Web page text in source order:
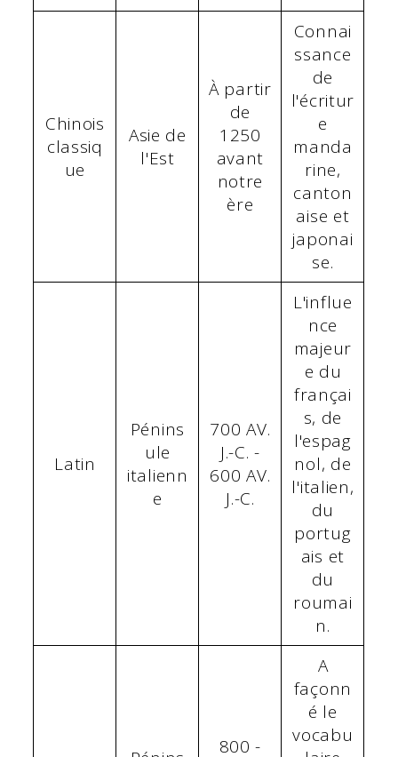
Chinois
classiq
ue
Asie de
l'Est
À partir
de
1250
avant
notre
ère
Connai
ssance
de
l'écritur
e
manda
rine,
canton
aise et
japonai
se.
Latin
Pénins
ule
italienn
e
700 AV.
J.-C. -
600 AV.
J.-C.
L'influe
nce
majeur
e du
françai
s, de
l'espag
nol, de
l'italien,
du
portug
ais et
du
roumai
n.
800 -
A
façonn
é le
vocabu